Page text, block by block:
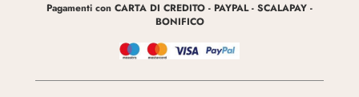
Pagamenti con CARTA DI CREDITO - PAYPAL - SCALAPAY -
BONIFICO